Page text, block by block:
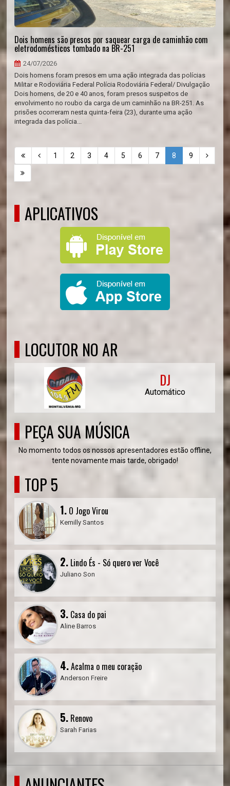
Dois homens são presos por saquear carga de caminhão com
eletrodomésticos tombado na BR-251
24/07/2026
Dois homens foram presos em uma ação integrada das polícias
Militar e Rodoviária Federal Polícia Rodoviária Federal/ Divulgação
Dois homens, de 20 e 40 anos, foram presos suspeitos de
envolvimento no roubo da carga de um caminhão na BR-251. As
prisões ocorreram nesta quinta-feira (23), durante uma ação
integrada das polícia...
1 2 3 4 5 6 7 8 9
APLICATIVOS
LOCUTOR NO AR
DJ
Automático
PEÇA SUA MÚSICA
No momento todos os nossos apresentadores estão offline,
tente novamente mais tarde, obrigado!
TOP 5
1. O Jogo Virou
Kemilly Santos
2. Lindo És - Só quero ver Você
Juliano Son
3. Casa do pai
Aline Barros
4.Acalma o meu coração
Anderson Freire
5. Renovo
Sarah Farias